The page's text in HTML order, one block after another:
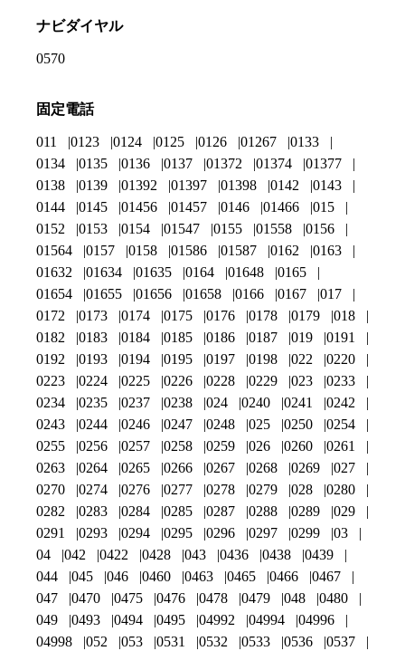
ナビダイヤル
0570
固定電話
011 0123 0124 0125 0126 01267
0133
0134
0135 0136 0137 01372 01374
01377
0138
0139 01392 01397 01398 0142
0143
0144
0145 01456 01457 0146 01466
015
0152
0153 0154 01547 0155 01558
0156
01564
0157 0158 01586 01587 0162
0163
01632
01634 01635 0164 01648
0165
01654
01655 01656 01658 0166 0167
017
0172
0173 0174 0175 0176 0178 0179
018
0182
0183 0184 0185 0186 0187 019
0191
0192
0193 0194 0195 0197 0198 022
0220
0223
0224 0225 0226 0228 0229 023
0233
0234
0235 0237 0238 024 0240 0241
0242
0243
0244 0246 0247 0248 025 0250
0254
0255
0256 0257 0258 0259 026 0260
0261
0263
0264 0265 0266 0267 0268 0269
027
0270
0274 0276 0277 0278 0279 028
0280
0282
0283 0284 0285 0287 0288 0289
029
0291
0293 0294 0295 0296 0297 0299
03
04
042 0422 0428 043 0436 0438
0439
044
045 046 0460 0463 0465 0466
0467
047
0470 0475 0476 0478 0479 048
0480
049
0493 0494 0495 04992 04994
04996
04998
052 053 0531 0532 0533 0536 0537